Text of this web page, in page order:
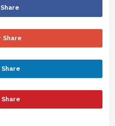
Share
Share
Share
Share